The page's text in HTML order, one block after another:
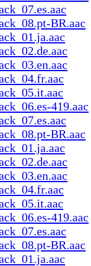
BR.aac
419.aac
BR.aac
419.aac
BR.aac